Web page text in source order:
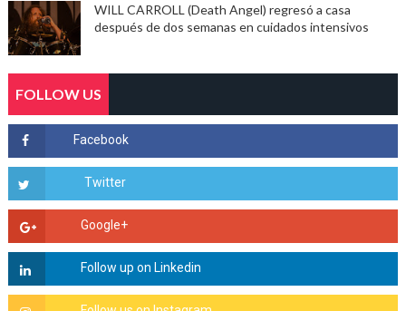
WILL CARROLL (Death Angel) regresó a casa
después de dos semanas en cuidados intensivos
FOLLOW US